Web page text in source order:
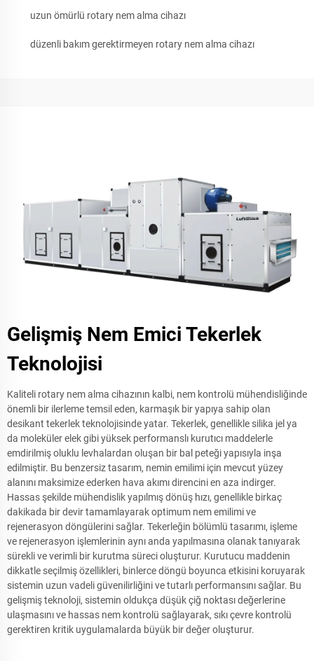
uzun ömürlü rotary nem alma cihazı
düzenli bakım gerektirmeyen rotary nem alma cihazı
Gelişmiş Nem Emici Tekerlek
Teknolojisi
Kaliteli rotary nem alma cihazının kalbi, nem kontrolü mühendisliğinde
önemli bir ilerleme temsil eden, karmaşık bir yapıya sahip olan
desikant tekerlek teknolojisinde yatar. Tekerlek, genellikle silika jel ya
da moleküler elek gibi yüksek performanslı kurutıcı maddelerle
emdirilmiş oluklu levhalardan oluşan bir bal peteği yapısıyla inşa
edilmiştir. Bu benzersiz tasarım, nemin emilimi için mevcut yüzey
alanını maksimize ederken hava akımı direncini en aza indirger.
Hassas şekilde mühendislik yapılmış dönüş hızı, genellikle birkaç
dakikada bir devir tamamlayarak optimum nem emilimi ve
rejenerasyon döngülerini sağlar. Tekerleğin bölümlü tasarımı, işleme
ve rejenerasyon işlemlerinin aynı anda yapılmasına olanak tanıyarak
sürekli ve verimli bir kurutma süreci oluşturur. Kurutucu maddenin
dikkatle seçilmiş özellikleri, binlerce döngü boyunca etkisini koruyarak
sistemin uzun vadeli güvenilirliğini ve tutarlı performansını sağlar. Bu
gelişmiş teknoloji, sistemin oldukça düşük çiğ noktası değerlerine
ulaşmasını ve hassas nem kontrolü sağlayarak, sıkı çevre kontrolü
gerektiren kritik uygulamalarda büyük bir değer oluşturur.